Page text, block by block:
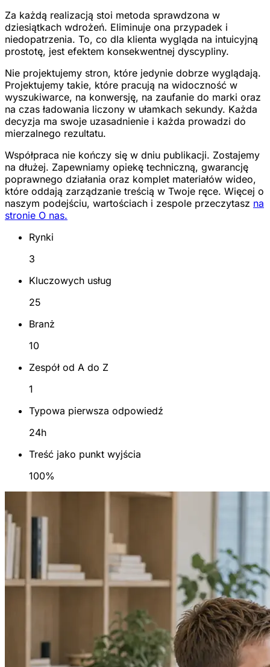
Za każdą realizacją stoi metoda sprawdzona w
dziesiątkach wdrożeń. Eliminuje ona przypadek i
niedopatrzenia. To, co dla klienta wygląda na intuicyjną
prostotę, jest efektem konsekwentnej dyscypliny.
Nie projektujemy stron, które jedynie dobrze wyglądają.
Projektujemy takie, które pracują na widoczność w
wyszukiwarce, na konwersję, na zaufanie do marki oraz
na czas ładowania liczony w ułamkach sekundy. Każda
decyzja ma swoje uzasadnienie i każda prowadzi do
mierzalnego rezultatu.
Współpraca nie kończy się w dniu publikacji. Zostajemy
na dłużej. Zapewniamy opiekę techniczną, gwarancję
poprawnego działania oraz komplet materiałów wideo,
które oddają zarządzanie treścią w Twoje ręce. Więcej o
naszym podejściu, wartościach i zespole przeczytasz na
stronie O nas.
Rynki
3
Kluczowych usług
25
Branż
10
Zespół od A do Z
1
Typowa pierwsza odpowiedź
24h
Treść jako punkt wyjścia
100%